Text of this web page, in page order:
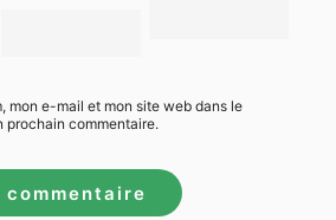
mon e-mail et mon site web dans le
prochain commentaire.